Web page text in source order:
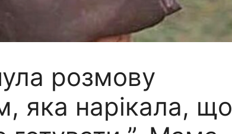
розмову
яка нарікала, що